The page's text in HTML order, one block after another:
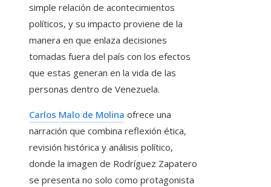
simple relación de acontecimientos
políticos, y su impacto proviene de la
manera en que enlaza decisiones
tomadas fuera del país con los efectos
que estas generan en la vida de las
personas dentro de Venezuela.
Carlos Malo de Molina ofrece una
narración que combina reflexión ética,
revisión histórica y análisis político,
donde la imagen de Rodríguez Zapatero
se presenta no solo como protagonista